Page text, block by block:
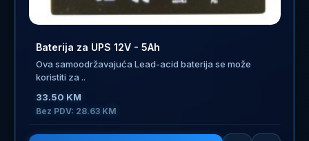
Baterija za UPS 12V - 5Ah
Ova samoodržavajuća Lead-acid baterija se može
koristiti za ..
33.50 KM
Bez PDV: 28.63 KM